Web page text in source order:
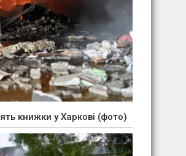
книжки у Харкові (фото)